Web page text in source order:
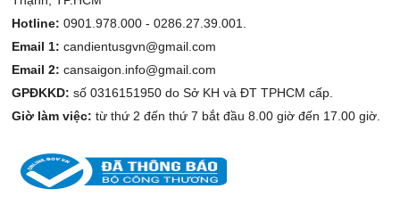
Hotline: 0901.978.000 -0286.27.39.001.
Email 1: candientusgvn@gmail.com
Email 2: cansaigon.info@gmail.com
GPĐKKD: số 0316151950 do Sở KH và ĐT TPHCM cấp.
Giờ làm việc: từ thứ 2 đến thứ 7 bắt đầu 8.00 giờ đến 17.00 giờ.